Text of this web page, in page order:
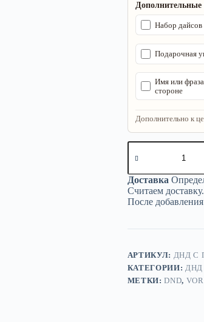
Набор дайсов
Подарочная
Имя или
стороне
Дополнительно к
Количество
товара
ДнД
«Сорвиголова
4»
—
Доставка
Считаем
После
АРТИКУЛ: ДНД С
КАТЕГОРИИ:
МЕТКИ:DND,